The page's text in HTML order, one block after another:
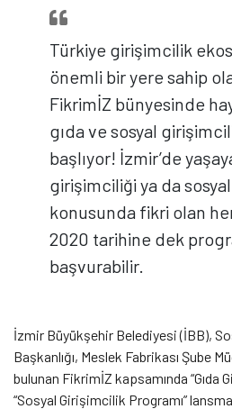
Türkiye girişimcilik
önemli bir yere sahip
FikrimİZ bünyesinde
gıda ve sosyal
başlıyor! İzmir’de
girişimciliği ya da
konusunda fikri olan
2020 tarihine dek
başvurabilir.
İzmir Büyükşehir Belediyesi (İBB),
Başkanlığı, Meslek Fabrikası Şube
bulunan FikrimİZ kapsamında “Gıda
“Sosyal Girişimcilik Programı”